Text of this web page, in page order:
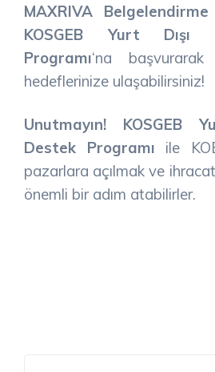
MAXRIVA Belgelendirme
KOSGEB Yurt Dışı
Programı‘na
hedeflerinize ulaşabilirsiniz!
Unutmayın!
KOSGEB
Destek Programı ile
pazarlara açılmak ve
önemli bir adım atabilirler.